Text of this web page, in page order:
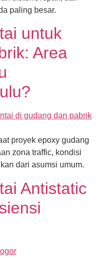
paling besar.
untuk
Area
proyek epoxy gudang
zona traffic, kondisi
dari asumsi umum.
Antistatic